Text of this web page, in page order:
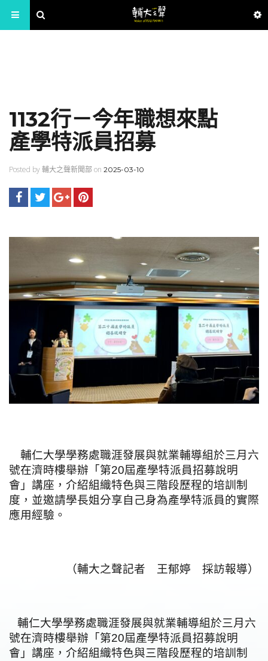
1132行－今年職想來點
產學特派員招募
Posted by 輔大之聲新聞部 on 2025-03-10
輔仁大學學務處職涯發展與就業輔導組於三月六
號在濟時樓舉辦「第20屆產學特派員招募說明
會」講座，介紹組織特色與三階段歷程的培訓制
度，並邀請學長姐分享自己身為產學特派員的實際
應用經驗。
（輔大之聲記者 王郁婷 採訪報導）
輔仁大學學務處職涯發展與就業輔導組於三月六
號在濟時樓舉辦「第20屆產學特派員招募說明
會」講座，介紹組織特色與三階段歷程的培訓制